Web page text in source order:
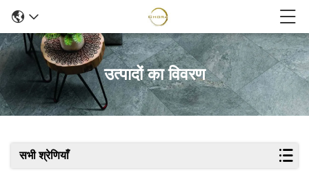
उत्पादों का विवरण
सभी श्रेणियाँ